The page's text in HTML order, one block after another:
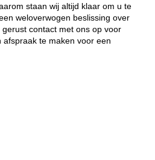
staan wij altijd klaar om u te
weloverwogen beslissing over
contact met ons op voor
te maken voor een